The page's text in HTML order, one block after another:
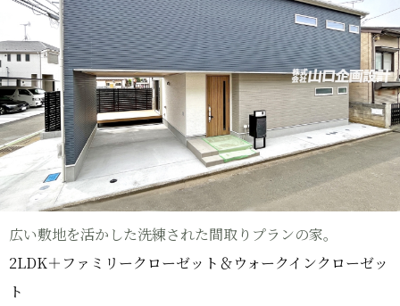
広い敷地を活かした洗練された間取りプランの家。
2LDK＋ファミリークローゼット＆ウォークインクローゼッ
ト